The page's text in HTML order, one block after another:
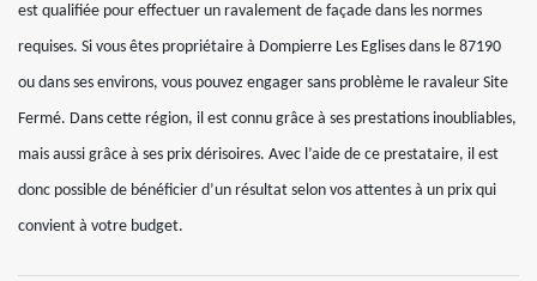
est qualifiée pour effectuer un ravalement de façade dans les normes
requises. Si vous êtes propriétaire à Dompierre Les Eglises dans le 87190
ou dans ses environs, vous pouvez engager sans problème le ravaleur Site
Fermé. Dans cette région, il est connu grâce à ses prestations inoubliables,
mais aussi grâce à ses prix dérisoires. Avec l’aide de ce prestataire, il est
donc possible de bénéficier d’un résultat selon vos attentes à un prix qui
convient à votre budget.